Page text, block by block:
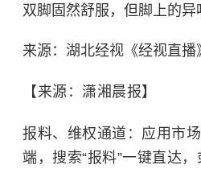
双脚固然舒服，但脚上的异
来源：湖北经视《经视直播
【来源：潇湘晨报】
报料、维权通道：应用市
端，搜索“报料”一键直达